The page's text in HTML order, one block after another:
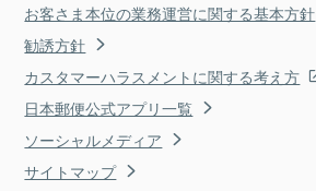
お客さま本位の業務運営に関する基本方針
勧誘方針
カスタマーハラスメントに関する考え方
日本郵便公式アプリ一覧
ソーシャルメディア
サイトマップ